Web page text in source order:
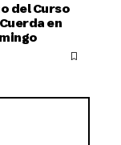
del Curso
en